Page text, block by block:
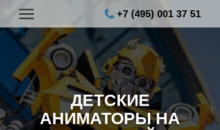
+7 (495) 001 37 51
ДЕТСКИЕ
АНИМАТОРЫ НА